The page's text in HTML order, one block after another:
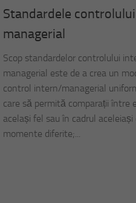
Standardele
managerial
Scop standardelor controlului
managerial este de a crea un
control intern/managerial
care să permită comparații între
același fel sau în cadrul
momente diferite;...